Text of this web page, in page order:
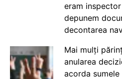
eram
depunem
decontarea
Mai mulți
anularea
acorda